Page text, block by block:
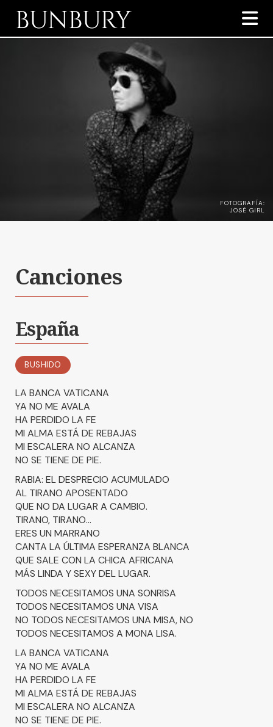
BUNBURY 
FOTOGRAFÍA:
JOSÉ GIRL
Canciones
España
BUSHIDO
LA BANCA VATICANA
YA NO ME AVALA
HA PERDIDO LA FE
MI ALMA ESTÁ DE REBAJAS
MI ESCALERA NO ALCANZA
NO SE TIENE DE PIE.
RABIA: EL DESPRECIO ACUMULADO
AL TIRANO APOSENTADO
QUE NO DA LUGAR A CAMBIO.
TIRANO, TIRANO...
ERES UN MARRANO
CANTA LA ÚLTIMA ESPERANZA BLANCA
QUE SALE CON LA CHICA AFRICANA
MÁS LINDA Y SEXY DEL LUGAR.
TODOS NECESITAMOS UNA SONRISA
TODOS NECESITAMOS UNA VISA
NO TODOS NECESITAMOS UNA MISA, NO
TODOS NECESITAMOS A MONA LISA.
LA BANCA VATICANA
YA NO ME AVALA
HA PERDIDO LA FE
MI ALMA ESTÁ DE REBAJAS
MI ESCALERA NO ALCANZA
NO SE TIENE DE PIE.